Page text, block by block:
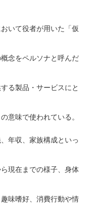
いて役者が用いた「仮
念をペルソナと呼んだ
る製品・サービスにと
意味で使われている。
年収、家族構成といっ
現在までの様子、身体
味嗜好、消費行動や情